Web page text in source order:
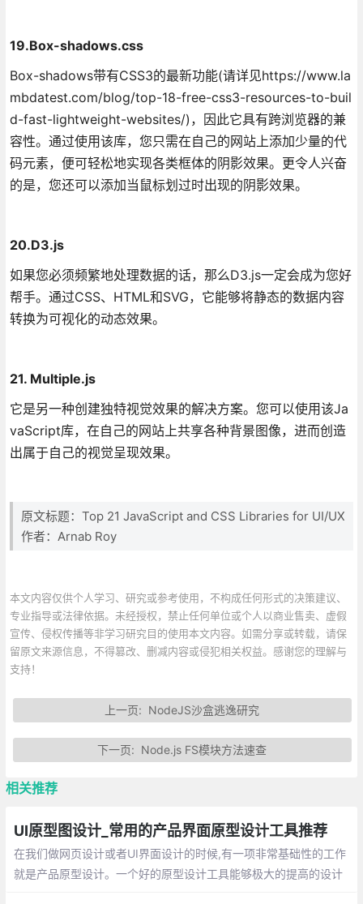
19.Box-shadows.css
Box-shadows带有CSS3的最新功能(请详见https://www.la
mbdatest.com/blog/top-18-free-css3-resources-to-buil
d-fast-lightweight-websites/)，因此它具有跨浏览器的兼
容性。通过使用该库，您只需在自己的网站上添加少量的代
码元素，便可轻松地实现各类框体的阴影效果。更令人兴奋
的是，您还可以添加当鼠标划过时出现的阴影效果。
20.D3.js
如果您必须频繁地处理数据的话，那么D3.js一定会成为您好
帮手。通过CSS、HTML和SVG，它能够将静态的数据内容
转换为可视化的动态效果。
21. Multiple.js
它是另一种创建独特视觉效果的解决方案。您可以使用该Ja
vaScript库，在自己的网站上共享各种背景图像，进而创造
出属于自己的视觉呈现效果。
原文标题：Top 21 JavaScript and CSS Libraries for UI/UX
作者：Arnab Roy
本文内容仅供个人学习、研究或参考使用，不构成任何形式的决策建议、
专业指导或法律依据。未经授权，禁止任何单位或个人以商业售卖、虚假
宣传、侵权传播等非学习研究目的使用本文内容。如需分享或转载，请保
留原文来源信息，不得篡改、删减内容或侵犯相关权益。感谢您的理解与
支持！
上一页: NodeJS沙盒逃逸研究
下一页: Node.js FS模块方法速查
相关推荐
UI原型图设计_常用的产品界面原型设计工具推荐
在我们做网页设计或者UI界面设计的时候,有一项非常基础性的工作
就是产品原型设计。一个好的原型设计工具能够极大的提高的设计